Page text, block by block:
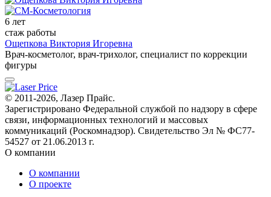
6 лет
стаж работы
Ощепкова Виктория Игоревна
Врач-косметолог, врач-трихолог, специалист по коррекции
фигуры
© 2011-2026, Лазер Прайс.
Зарегистрировано Федеральной службой по надзору в сфере
связи, информационных технологий и массовых
коммуникаций (Роскомнадзор). Свидетельство Эл № ФС77-
54527 от 21.06.2013 г.
О компании
О компании
О проекте